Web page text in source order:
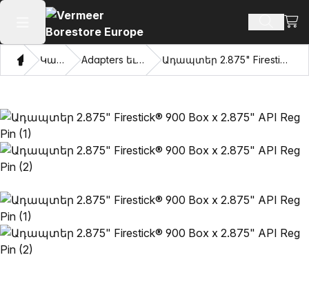
Բաց հիմնական մենյու
Տուն Կատալոգ Adapters եւ քաշվել աչքերը Ադապտեր 2.875" Firestick® 900 Box x 2.875" API Reg Pin